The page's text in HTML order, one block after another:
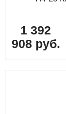
1 392
908 руб.